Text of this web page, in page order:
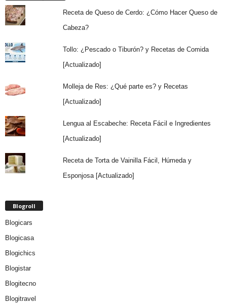
Receta de Queso de Cerdo: ¿Cómo Hacer Queso de
Cabeza?
Tollo: ¿Pescado o Tiburón? y Recetas de Comida
[Actualizado]
Molleja de Res: ¿Qué parte es? y Recetas
[Actualizado]
Lengua al Escabeche: Receta Fácil e Ingredientes
[Actualizado]
Receta de Torta de Vainilla Fácil, Húmeda y
Esponjosa [Actualizado]
Blogroll
Blogicars
Blogicasa
Blogichics
Blogistar
Blogitecno
Blogitravel